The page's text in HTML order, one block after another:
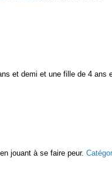
et demi et une fille de 4 ans
jouant à se faire peur.